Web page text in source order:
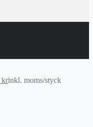
krDet
inkl. moms/styck